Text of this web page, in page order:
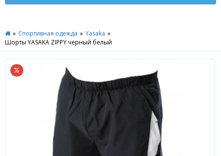
доставка
Москва
Дилеры
Контакты
» Спортивная одежда » Yasaka »
Шорты YASAKA ZIPPY черный белый